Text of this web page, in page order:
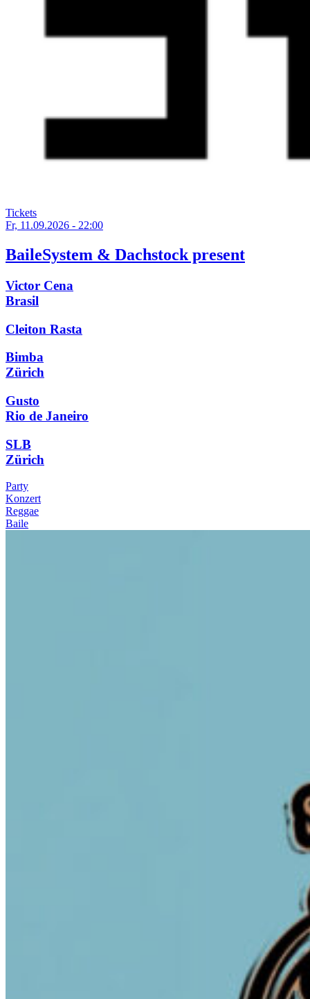
Tickets
Fr, 11.09.2026 - 22:00
BaileSystem & Dachstock present
Victor Cena
Brasil
Cleiton Rasta
Bimba
Zürich
Gusto
Rio de Janeiro
SLB
Zürich
Party
Konzert
Reggae
Baile